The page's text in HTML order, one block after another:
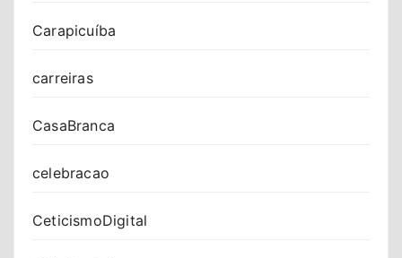
Carapicuíba
carreiras
CasaBranca
celebracao
CeticismoDigital